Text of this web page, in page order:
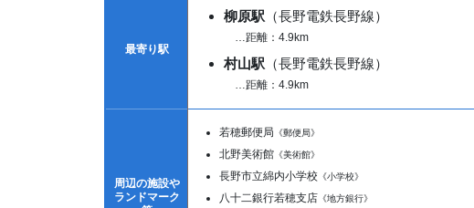
最寄り駅
柳原駅 （長野電鉄長野線）
…距離：4.9km
村山駅 （長野電鉄長野線）
…距離：4.9km
周辺の施設や
ランドマーク
若穂郵便局 《郵便局》
北野美術館 《美術館》
長野市立綿内小学校 《小学校》
八十二銀行若穂支店 《地方銀行》